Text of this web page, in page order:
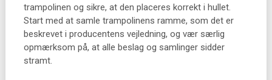
trampolinen og sikre, at den placeres korrekt i hullet.
Start med at samle trampolinens ramme, som det er
beskrevet i producentens vejledning, og vær særlig
opmærksom på, at alle beslag og samlinger sidder
stramt.